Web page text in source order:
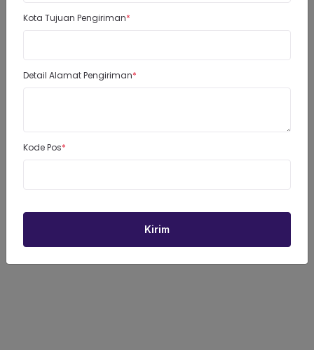
Download
E Katalog
FISIK
Download
KATALOG
FISIK
E Katalog
FISIK
GRATIS
Kota Tujuan Pengiriman
Detail Alamat Pengiriman
Kode Pos
Kirim